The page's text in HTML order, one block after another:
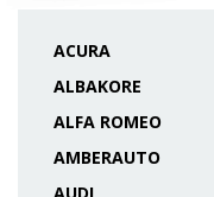
ACURA
ALBAKORE
ALFA ROMEO
AMBERAUTO